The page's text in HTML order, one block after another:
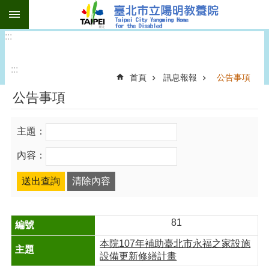
跳到主要內容區塊
:::
:::
首頁 訊息報報 公告事項
公告事項
主題：
內容：
81
本院107年補助臺北市永福之家設施
設備更新修繕計畫